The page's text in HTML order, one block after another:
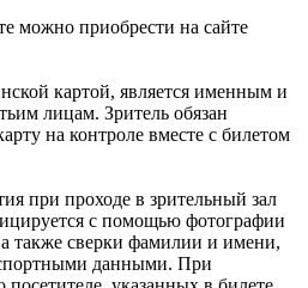
можно приобрести на сайте
картой, является именным и
лицам. Зритель обязан
на контроле вместе с билетом
при проходе в зрительный зал
с помощью фотографии
также сверки фамилии и имени,
данными. При